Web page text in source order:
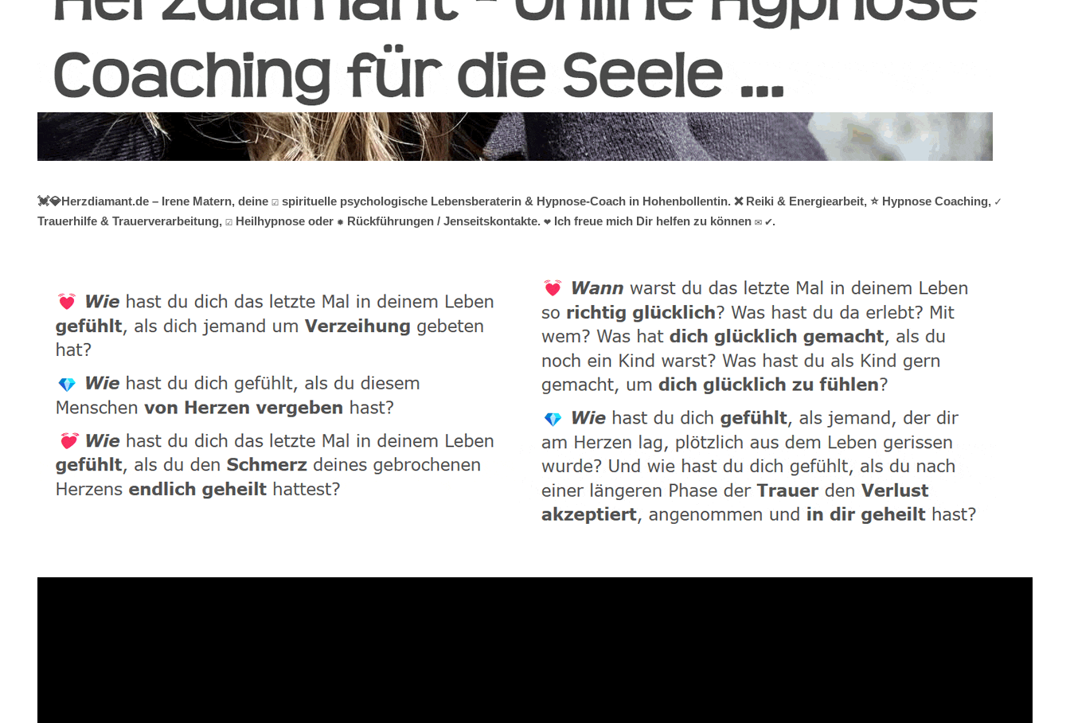
💓️💎Herzdiamant.de – Irene Matern, deine ☑️ spirituelle psychologische Lebensberaterin & Hypnose-Coach in Hohenbollentin. ❌ Reiki & Energiearbeit, ⭐ Hypnose Coaching, ✓
Trauerhilfe & Trauerverarbeitung, ☑️ Heilhypnose oder ✹ Rückführungen / Jenseitskontakte. ❤ Ich freue mich Dir helfen zu können ✉ ✔.